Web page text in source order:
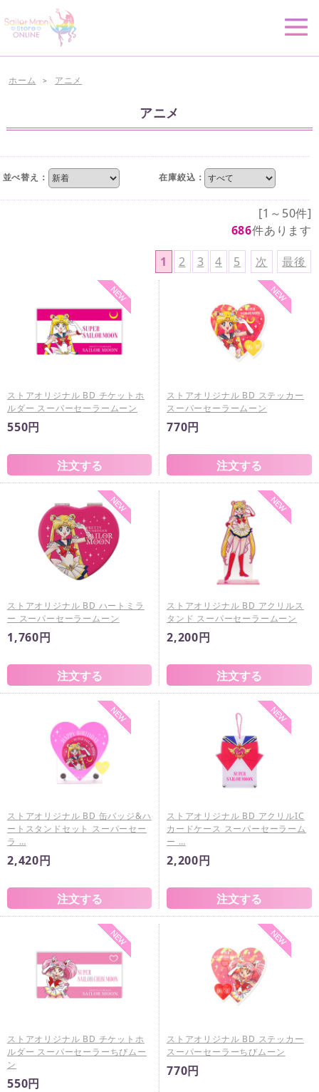
ホーム > アニメ
アニメ
並べ替え： 在庫絞込：
[1～50件]
686件あります
1
2 3 4 5 次 最後
ストアオリジナル BD チケットホ
ルダー スーパーセーラームーン
550円
ストアオリジナル BD ステッカー
スーパーセーラームーン
770円
ストアオリジナル BD ハートミラ
ー スーパーセーラームーン
1,760円
ストアオリジナル BD アクリルス
タンド スーパーセーラームーン
2,200円
ストアオリジナル BD 缶バッジ&ハ
ートスタンドセット スーパーセー
ラ …
2,420円
ストアオリジナル BD アクリルIC
カードケース スーパーセーラーム
ー …
2,200円
ストアオリジナル BD チケットホ
ルダー スーパーセーラーちびムー
ン
550円
ストアオリジナル BD ステッカー
スーパーセーラーちびムーン
770円